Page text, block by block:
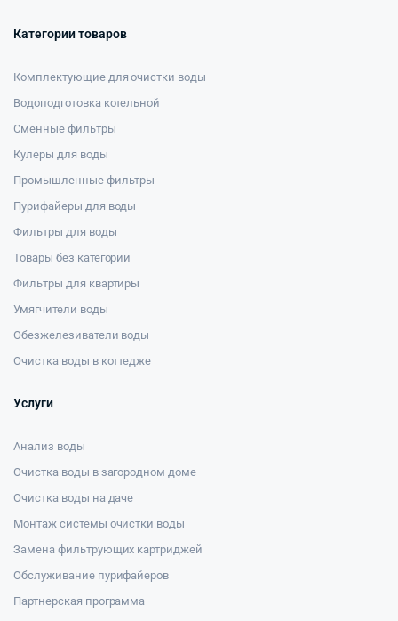
Категории товаров
Комплектующие для очистки воды
Водоподготовка котельной
Сменные фильтры
Кулеры для воды
Промышленные фильтры
Пурифайеры для воды
Фильтры для воды
Товары без категории
Фильтры для квартиры
Умягчители воды
Обезжелезиватели воды
Очистка воды в коттедже
Услуги
Анализ воды
Очистка воды в загородном доме
Очистка воды на даче
Монтаж системы очистки воды
Замена фильтрующих картриджей
Обслуживание пурифайеров
Партнерская программа